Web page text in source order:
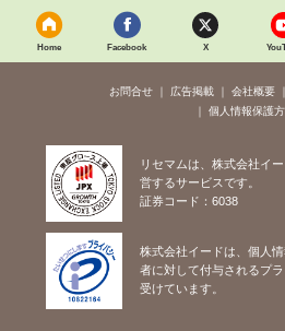
Home Facebook X
お問合せ 広告掲載 会社概要
個人情報保護
リセマムは、株式会社イ
営するサービスです。
証券コード：6038
株式会社イードは、個人
者に対して付与されるプ
受けています。